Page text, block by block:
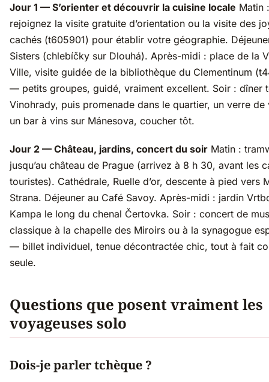
Jour 1 — S’orienter et découvrir la cuisine locale Matin :
rejoignez la visite gratuite d’orientation ou la visite des
cachés (t605901) pour établir votre géographie.
Sisters (chlebíčky sur Dlouhá). Après-midi : place de la
Ville, visite guidée de la bibliothèque du Clementinum
— petits groupes, guidé, vraiment excellent. Soir : dîner
Vinohrady, puis promenade dans le quartier, un verre de
un bar à vins sur Mánesova, coucher tôt.
Jour 2 — Château, jardins, concert du soir Matin :
jusqu’au château de Prague (arrivez à 8 h 30, avant les
touristes). Cathédrale, Ruelle d’or, descente à pied vers
Strana. Déjeuner au Café Savoy. Après-midi : jardin
Kampa le long du chenal Čertovka. Soir : concert de
classique à la chapelle des Miroirs ou à la synagogue
— billet individuel, tenue décontractée chic, tout à fait
seule.
Questions que posent vraiment les
voyageuses solo
Dois-je parler tchèque ?